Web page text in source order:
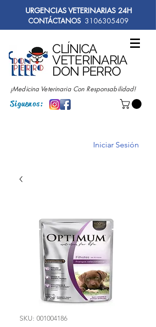
URGENCIAS VETERINARIAS 24H
CONTÁCTANOS 3106305409
CLÍNICA
VETERINARIA
DON PERRO
¡Medicina Veterinaria Con Responsabilidad!
Siguenos:
Iniciar Sesión
SKU: 001004186